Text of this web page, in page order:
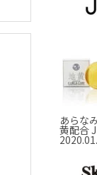
あらな
黄配合